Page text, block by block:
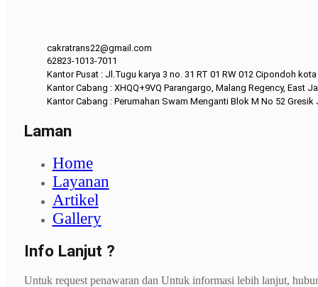
cakratrans22@gmail.com
62823-1013-7011
Kantor Pusat : Jl.Tugu karya 3 no. 31 RT 01 RW 012 Cipondoh
Kantor Cabang : XHQQ+9VQ Parangargo, Malang Regency, East
Kantor Cabang : Perumahan Swam Menganti Blok M No 52 Gresik
Laman
Home
Layanan
Artikel
Gallery
Info Lanjut ?
Untuk request penawaran dan Untuk informasi lebih lanjut,